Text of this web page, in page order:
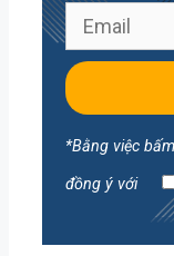
*Bằng việc
đồng ý với